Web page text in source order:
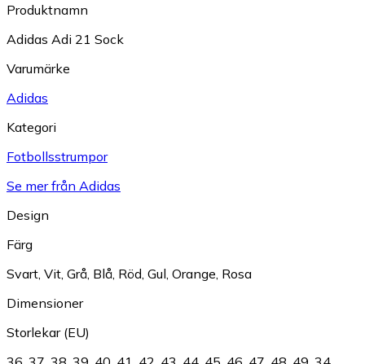
Produktnamn
Adidas Adi 21 Sock
Varumärke
Adidas
Kategori
Fotbollsstrumpor
Se mer från Adidas
Design
Färg
Svart Vit Grå Blå Röd Gul Orange Rosa
Dimensioner
Storlekar (EU)